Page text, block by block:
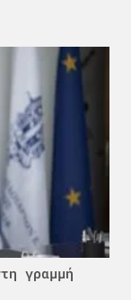
γραμμή